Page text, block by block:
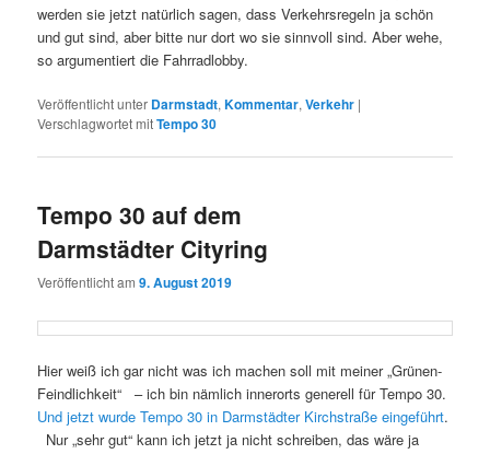
werden sie jetzt natürlich sagen, dass Verkehrsregeln ja schön
und gut sind, aber bitte nur dort wo sie sinnvoll sind.Aber wehe,
so argumentiert die Fahrradlobby.
Veröffentlicht unter Darmstadt,Kommentar,Verkehr |
Verschlagwortet mitTempo 30
Tempo 30 auf dem
Darmstädter Cityring
Veröffentlicht am9. August 2019
Hier weiß ich gar nicht was ich machen soll mit meiner „Grünen-
Feindlichkeit“
– ich bin nämlich innerorts generell für Tempo 30.
Und jetzt wurde Tempo 30 in Darmstädter Kirchstraße eingeführt.
Nur „sehr gut“ kann ich jetzt ja nicht schreiben, das wäre ja